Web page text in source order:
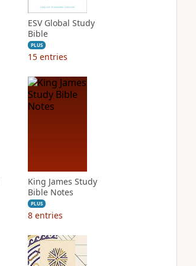
ESV Global Study
Bible
PLUS
15 entries
King James Study
Bible Notes
PLUS
8 entries